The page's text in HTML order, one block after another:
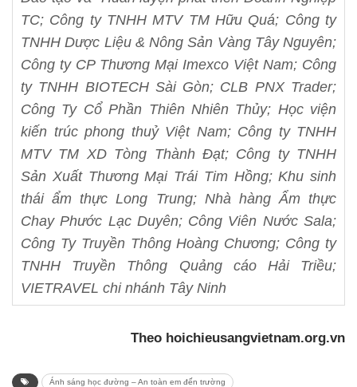
TC; Công ty TNHH MTV TM Hữu Quá; Công ty
TNHH Dược Liệu & Nông Sản Vàng Tây Nguyên;
Công ty CP Thương Mại Imexco Việt Nam; Công
ty TNHH BIOTECH Sài Gòn; CLB PNX Trader;
Công Ty Cổ Phần Thiên Nhiên Thủy; Học viện
kiến trúc phong thuỷ Việt Nam; Công ty TNHH
MTV TM XD Tòng Thành Đạt; Công ty TNHH
Sản Xuất Thương Mại Trái Tim Hồng; Khu sinh
thái ẩm thực Long Trung; Nhà hàng Ẩm thực
Chay Phước Lạc Duyên; Công Viên Nước Sala;
Công Ty Truyền Thông Hoàng Chương; Công ty
TNHH Truyền Thông Quảng cáo Hải Triều;
VIETRAVEL chi nhánh Tây Ninh
Theo hoichieusangvietnam.org.vn
Ánh sáng học đường – An toàn em đến trường